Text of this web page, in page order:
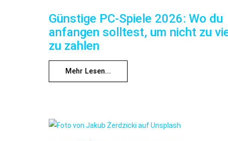
Günstige PC-Spiele 2026: Wo du
anfangen solltest, um nicht zu
zu zahlen
Mehr Lesen...